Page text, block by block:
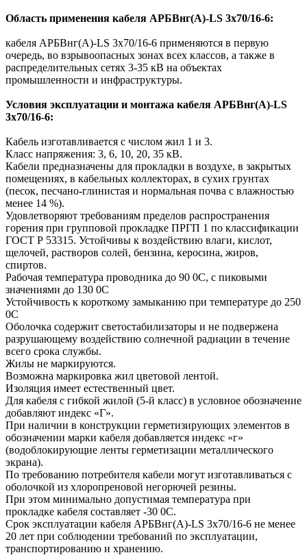
Область применения кабеля АРБВнг(A)-LS 3х70/16-6:
кабеля АРБВнг(A)-LS 3х70/16-6 применяются в первую
очередь, во взрывоопасных зонах всех классов, а также в
распределительных сетях 3-35 кВ на объектах
промышленности и инфраструктуры.
Условия эксплуатации и монтажа кабеля АРБВнг(A)-LS
3х70/16-6:
Кабель изготавливается с числом жил 1 и 3.
Класс напряжения: 3, 6, 10, 20, 35 кВ.
Кабели предназначены для прокладки в воздухе, в закрытых
помещениях, в кабельных коллекторах, в сухих грунтах
(песок, песчано-глинистая и нормальная почва с влажностью
менее 14 %).
Удовлетворяют требованиям пределов распространения
горения при групповой прокладке ПРГП 1 по классификации
ГОСТ Р 53315. Устойчивы к воздействию влаги, кислот,
щелочей, растворов солей, бензина, керосина, жиров,
спиртов.
Рабочая температура проводника до 90 0С, с пиковыми
значениями до 130 0С
Устойчивость к короткому замыканию при температуре до 250
0С
Оболочка содержит светостабилизаторы и не подвержена
разрушающему воздействию солнечной радиации в течение
всего срока службы.
Жилы не маркируются.
Возможна маркировка жил цветовой лентой.
Изоляция имеет естественный цвет.
Для кабеля с гибкой жилой (5-й класс) в условное обозначение
добавляют индекс «Г».
При наличии в конструкции герметизирующих элементов в
обозначении марки кабеля добавляется индекс «г»
(водоблокирующие ленты герметизации металлического
экрана).
По требованию потребителя кабели могут изготавливаться с
оболочкой из хлоропреновой негорючей резины.
При этом минимально допустимая температура при
прокладке кабеля составляет -30 0С.
Срок эксплуатации кабеля АРБВнг(A)-LS 3х70/16-6 не менее
20 лет при соблюдении требований по эксплуатации,
транспортированию и хранению.